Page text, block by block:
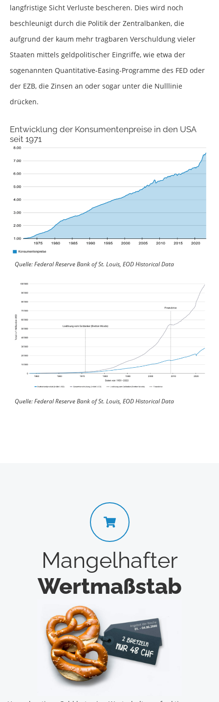
langfristige Sicht Verluste bescheren. Dies wird noch
beschleunigt durch die Politik der Zentralbanken, die
aufgrund der kaum mehr tragbaren Verschuldung vieler
Staaten mittels geldpolitischer Eingriffe, wie etwa der
sogenannten Quantitative-Easing-Programme des FED oder
der EZB, die Zinsen an oder sogar unter die Nulllinie
drücken.
Entwicklung der Konsumentenpreise in den USA
seit 1971
Quelle: Federal Reserve Bank of St. Louis, EOD Historical Data
Quelle: Federal Reserve Bank of St. Louis, EOD Historical Data
Mangelhafter
Wertmaßstab